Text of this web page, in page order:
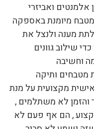
ואביזרי
מיומנת באספקה
לתת מענה ולנצל את
שילוב גוונים
וחשיבה
מטבחים ותיקה
מקצועית על מנת
והזמן לא משתלמים ,
, הם אף פעם לא